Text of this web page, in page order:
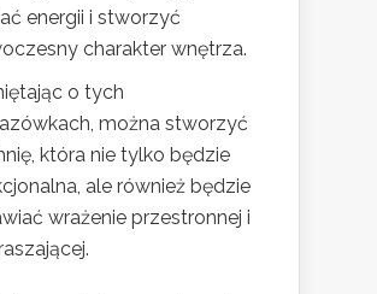
energii i stworzyć
charakter wnętrza.
o tych
można stworzyć
która nie tylko będzie
ale również będzie
wrażenie przestronnej i